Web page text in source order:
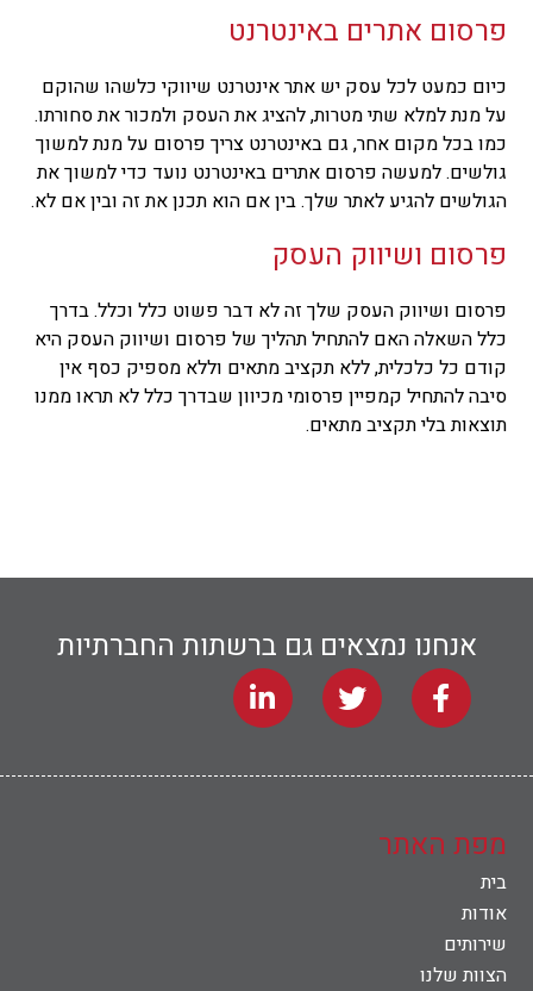
פרסום אתרים באינטרנט
כיום כמעט לכל עסק יש אתר אינטרנט שיווקי כלשהו שהוקם
על מנת למלא שתי מטרות, להציג את העסק ולמכור את סחורתו.
כמו בכל מקום אחר, גם באינטרנט צריך פרסום על מנת למשוך
גולשים. למעשה פרסום אתרים באינטרנט נועד כדי למשוך את
הגולשים להגיע לאתר שלך. בין אם הוא תכנן את זה ובין אם לא.
פרסום ושיווק העסק
פרסום ושיווק העסק שלך זה לא דבר פשוט כלל וכלל. בדרך
כלל השאלה האם להתחיל תהליך של פרסום ושיווק העסק היא
קודם כל כלכלית, ללא תקציב מתאים וללא מספיק כסף אין
סיבה להתחיל קמפיין פרסומי מכיוון שבדרך כלל לא תראו ממנו
תוצאות בלי תקציב מתאים.
אנחנו נמצאים גם ברשתות החברתיות
מפת האתר
בית
אודות
שירותים
הצוות שלנו